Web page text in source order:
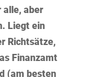
alle, aber
Liegt ein
Richtsätze,
Finanzamt
(am besten